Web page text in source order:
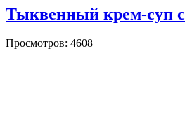
Тыквенный крем-суп
Просмотров: 4608